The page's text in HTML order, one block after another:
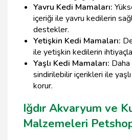
Yavru Kedi Mamaları:
içeriği ile yavru kedilerin
destekler.
Yetişkin Kedi Mamaları:
ile yetişkin kedilerin
Yaşlı Kedi Mamaları:
sindirilebilir içerikleri ile yaşlı
korur.
Iğdır Akvaryum ve
Malzemeleri